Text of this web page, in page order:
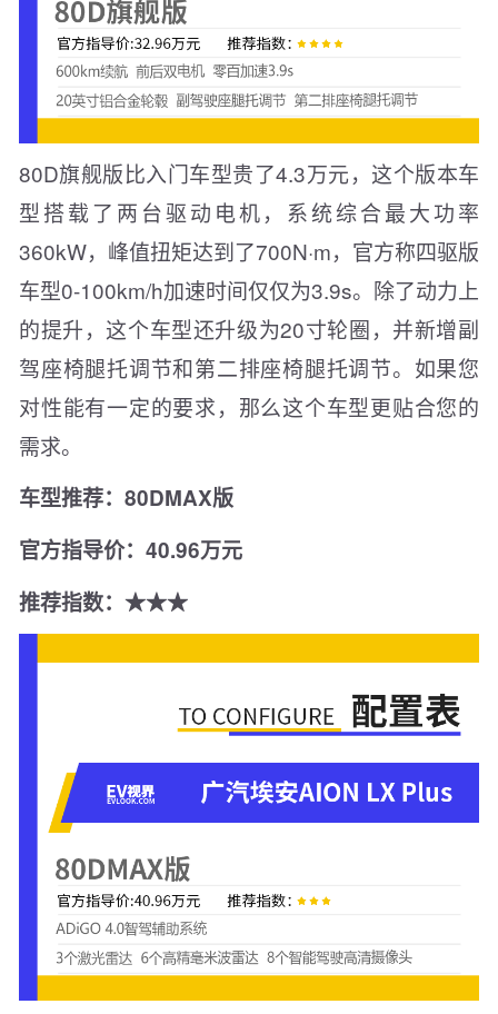
80D旗舰版比入门车型贵了4.3万元，这个版本车
型搭载了两台驱动电机，系统综合最大功率
360kW，峰值扭矩达到了700N·m，官方称四驱版
车型0-100km/h加速时间仅仅为3.9s。除了动力上
的提升，这个车型还升级为20寸轮圈，并新增副
驾座椅腿托调节和第二排座椅腿托调节。如果您
对性能有一定的要求，那么这个车型更贴合您的
需求。
车型推荐：80DMAX版
官方指导价：40.96万元
推荐指数：★★★